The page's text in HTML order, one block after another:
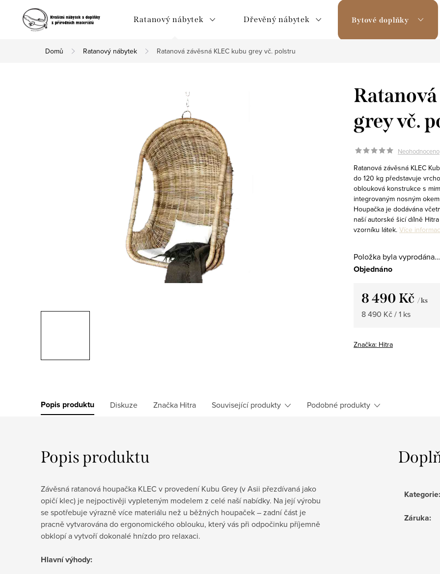
Ratanový nábytek Dřevěný nábytek Bytové doplňky
Domů Ratanový nábytek Ratanová závěsná KLEC kubu grey vč. polstru
grey vč.
Neohodnoceno
Ratanová závěsná KLEC
do 120 kg představuje
oblouková konstrukce s
integrovaným nosným
Houpačka je dodávána
naší autorské šicí dílně
vzorníku látek. Více
Položka byla vyprodána…
Objednáno
8 490 Kč / ks
Měrná
8 490 Kč / 1 ks
Značka: Hitra
Popis produktu Diskuze Značka Hitra Související produkty Podobné produkty
Popis produktu
Závěsná ratanová houpačka KLEC v provedení Kubu Grey (v Asii přezdívaná jako
opičí klec) je nejpoctivěji vypleteným modelem z celé naší nabídky. Na její výrobu
se spotřebuje výrazně více materiálu než u běžných houpaček – zadní část je
pracně vytvarována do ergonomického oblouku, který vás při odpočinku příjemně
obklopí a vytvoří dokonalé hnízdo pro relaxaci.
Hlavní výhody:
Kategorie:
Záruka: